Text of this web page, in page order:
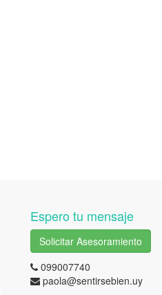
Espero tu mensaje
Solicitar Asesoramiento
099007740
paola@sentirsebien.uy